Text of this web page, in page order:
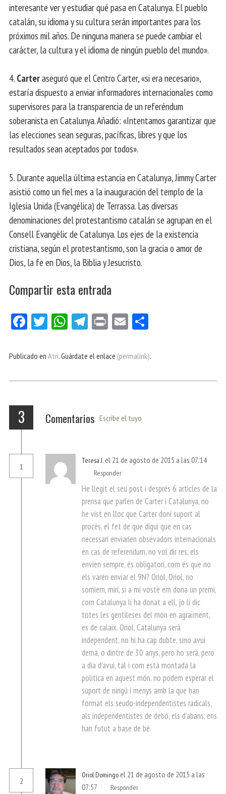
interesante ver y estudiar qué pasa en Catalunya. El pueblo
catalán, su idioma y su cultura serán importantes para los
próximos mil años. De ninguna manera se puede cambiar el
carácter, la cultura y el idioma de ningún pueblo del mundo».
4. Carteraseguró que el Centro Carter, «si era necesario»,
estaría dispuesto a enviar informadores internacionales como
supervisores para la transparencia de un referéndum
soberanista en Catalunya. Añadió: «Intentamos garantizar que
las elecciones sean seguras, pacíficas, libres y que los
resultados sean aceptados por todos».
5. Durante aquella última estancia en Catalunya, Jimmy Carter
asistió como un fiel mes a la inauguración del templo de la
Iglesia Unida (Evangélica) de Terrassa. Las diversas
denominaciones del protestantismo catalán se agrupan en el
Consell Evangèlic de Catalunya. Los ejes de la existencia
cristiana, según el protestantismo, son la gracia o amor de
Dios, la fe en Dios, la Biblia y Jesucristo.
Compartir esta entrada
Fa
bo
Tw
er
W
ts
p
Te
gr
m
Pri E
ail pa
r
Publicado en Atri. Guárdate el enlace (permalink).
3 Comentarios Escribe el tuyo
1
Teresa J. el 21 de agosto de 2015 a las 07:14
Responder
He llegit el seu post i després 6 articles de la
prensa que parlen de Carter i Catalunya, no
he vist en lloc que Carter doni suport al
procés, el fet de que digui que en cas
necessari enviarien obsevadors internacionals
en cas de referendum, no vol dir res, els
envien sempre, és obligatori, com és que no
els varen enviar el 9N? Oriol, Oriol, no
somiem, miri, si a mi vostè em dona un premi,
com Catalunya li ha donat a ell, jo li dic
totes les gentileses del món en agraïment,
es de calaix. Oriol, Catalunya serà
independent, no hi ha cap dubte, sino avui
demà, o dintre de 30 anys, pero ho serà, pero
a dia d’avui, tal i com està montada la
politica en aquest món, no podem esperar el
suport de ningú i menys amb la que han
format els seudo-independentistes radicals,
als independentistes de debó, els d’abans, ens
han futut a base de bé.
2
Oriol Domingo el 21 de agosto de 2015 a las
07:57
Responder